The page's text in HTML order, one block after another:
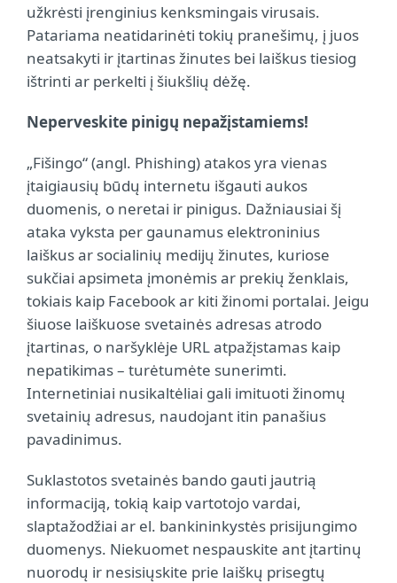
užkrėsti įrenginius kenksmingais virusais.
Patariama neatidarinėti tokių pranešimų, į juos
neatsakyti ir įtartinas žinutes bei laiškus tiesiog
ištrinti ar perkelti į šiukšlių dėžę.
Neperveskite pinigų nepažįstamiems!
„Fišingo“ (angl. Phishing) atakos yra vienas
įtaigiausių būdų internetu išgauti aukos
duomenis, o neretai ir pinigus. Dažniausiai šį
ataka vyksta per gaunamus elektroninius
laiškus ar socialinių medijų žinutes, kuriose
sukčiai apsimeta įmonėmis ar prekių ženklais,
tokiais kaip Facebook ar kiti žinomi portalai. Jeigu
šiuose laiškuose svetainės adresas atrodo
įtartinas, o naršyklėje URL atpažįstamas kaip
nepatikimas – turėtumėte sunerimti.
Internetiniai nusikaltėliai gali imituoti žinomų
svetainių adresus, naudojant itin panašius
pavadinimus.
Suklastotos svetainės bando gauti jautrią
informaciją, tokią kaip vartotojo vardai,
slaptažodžiai ar el. bankininkystės prisijungimo
duomenys. Niekuomet nespauskite ant įtartinų
nuorodų ir nesisiųskite prie laiškų prisegtų